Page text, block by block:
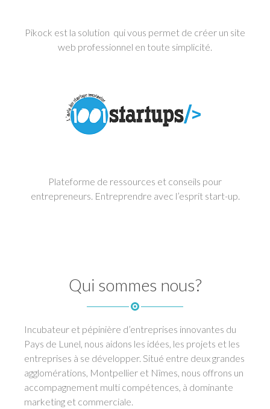
Pikock est la solution qui vous permet de créer un site
web professionnel en toute simplicité.
Plateforme de ressources et conseils pour
entrepreneurs. Entreprendre avec l’esprit start-up.
Qui sommes nous?
Incubateur et pépinière d’entreprises innovantes du
Pays de Lunel, nous aidons les idées, les projets et les
entreprises à se développer. Situé entre deux grandes
agglomérations, Montpellier et Nîmes, nous offrons un
accompagnement multi compétences, à dominante
marketing et commerciale.